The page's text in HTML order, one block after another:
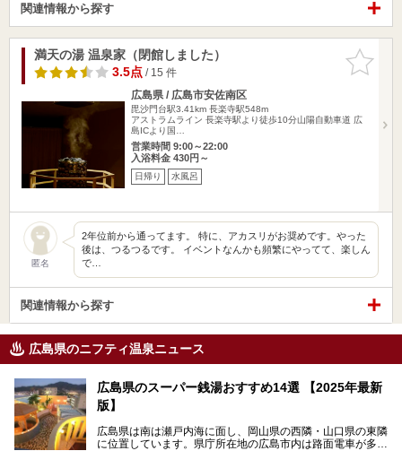
関連情報から探す
お気に入
りに追加
満天の湯 温泉家（閉館しました）
3.5点/ 15 件
広島県 / 広島市安佐南区
毘沙門台駅3.41km 長楽寺駅548m
アストラムライン 長楽寺駅より徒歩10分山陽自動車道 広
島ICより国…
営業時間 9:00～22:00
入浴料金 430円～
日帰り 水風呂
匿名
2年位前から通ってます。 特に、アカスリがお奨めです。やった
後は、つるつるです。 イベントなんかも頻繁にやってて、楽しん
で…
関連情報から探す
広島県のニフティ温泉ニュース
広島県のスーパー銭湯おすすめ14選 【2025年最新
版】
広島県は南は瀬戸内海に面し、岡山県の西隣・山口県の東隣
に位置しています。県庁所在地の広島市内は路面電車が多数